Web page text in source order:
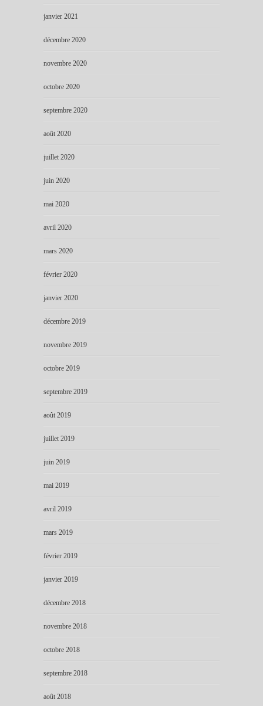
janvier 2021
décembre 2020
novembre 2020
octobre 2020
septembre 2020
août 2020
juillet 2020
juin 2020
mai 2020
avril 2020
mars 2020
février 2020
janvier 2020
décembre 2019
novembre 2019
octobre 2019
septembre 2019
août 2019
juillet 2019
juin 2019
mai 2019
avril 2019
mars 2019
février 2019
janvier 2019
décembre 2018
novembre 2018
octobre 2018
septembre 2018
août 2018